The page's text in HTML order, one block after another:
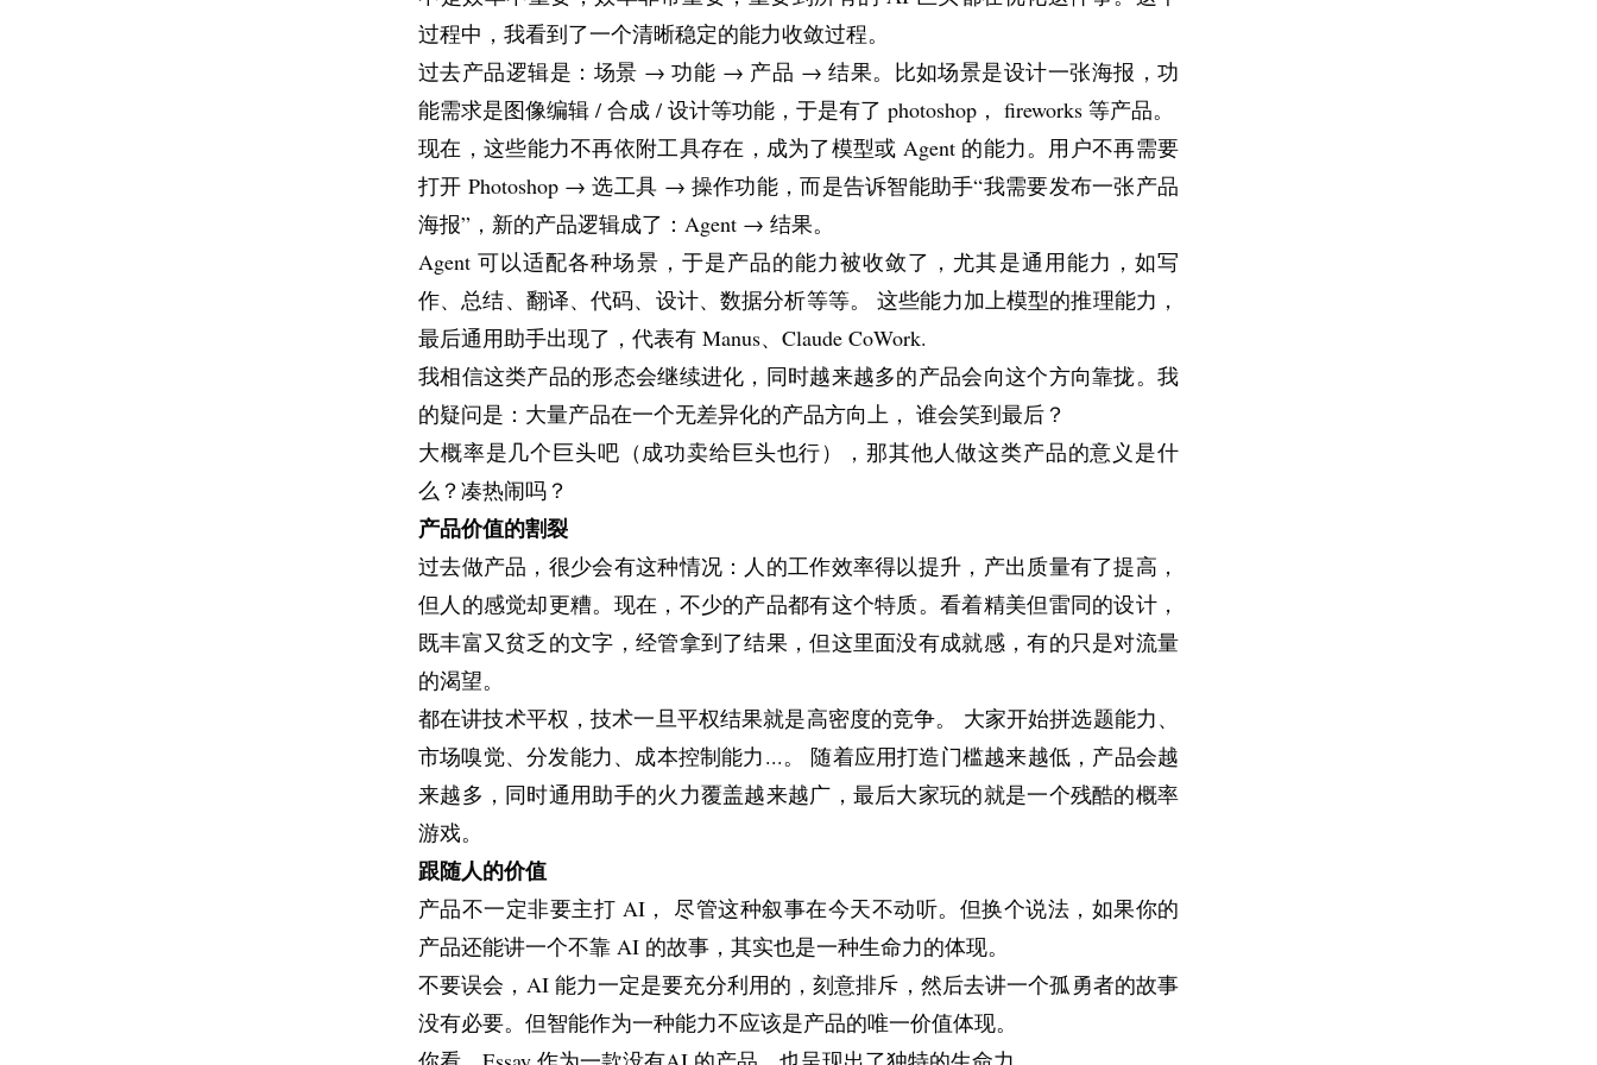
过程中，我看到了一个清晰稳定的能力收敛过程。
过去产品逻辑是：场景 → 功能 → 产品 → 结果。比如场景是设计一张海报，功
能需求是图像编辑 / 合成 / 设计等功能，于是有了 photoshop， fireworks 等产品。
现在，这些能力不再依附工具存在，成为了模型或 Agent 的能力。用户不再需要
打开 Photoshop → 选工具 → 操作功能，而是告诉智能助手“我需要发布一张产品
海报”，新的产品逻辑成了：Agent → 结果。
Agent 可以适配各种场景，于是产品的能力被收敛了，尤其是通用能力，如写
作、总结、翻译、代码、设计、数据分析等等。 这些能力加上模型的推理能力，
最后通用助手出现了，代表有 Manus、Claude CoWork.
我相信这类产品的形态会继续进化，同时越来越多的产品会向这个方向靠拢。我
的疑问是：大量产品在一个无差异化的产品方向上， 谁会笑到最后？
大概率是几个巨头吧（成功卖给巨头也行），那其他人做这类产品的意义是什
么？凑热闹吗？
产品价值的割裂
过去做产品，很少会有这种情况：人的工作效率得以提升，产出质量有了提高，
但人的感觉却更糟。现在，不少的产品都有这个特质。看着精美但雷同的设计，
既丰富又贫乏的文字，经管拿到了结果，但这里面没有成就感，有的只是对流量
的渴望。
都在讲技术平权，技术一旦平权结果就是高密度的竞争。 大家开始拼选题能力、
市场嗅觉、分发能力、成本控制能力...。 随着应用打造门槛越来越低，产品会越
来越多，同时通用助手的火力覆盖越来越广，最后大家玩的就是一个残酷的概率
游戏。
跟随人的价值
产品不一定非要主打 AI， 尽管这种叙事在今天不动听。但换个说法，如果你的
产品还能讲一个不靠 AI 的故事，其实也是一种生命力的体现。
不要误会，AI 能力一定是要充分利用的，刻意排斥，然后去讲一个孤勇者的故事
没有必要。但智能作为一种能力不应该是产品的唯一价值体现。